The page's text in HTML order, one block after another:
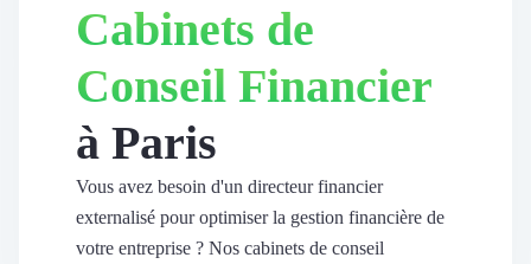
Vidéo de témoignage
Révéler le réseau
Vitrine & média
Suivi du ROI
Voir tous nos avis clients
Cabinets de
Conseil Financier
à Paris
Vous avez besoin d'un directeur financier
externalisé pour optimiser la gestion financière de
votre entreprise ? Nos cabinets de conseil